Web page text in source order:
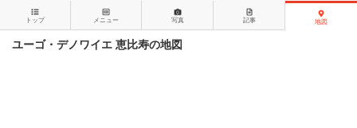
トップ メニュー 写真 記事 地図
ユーゴ・デノワイエ 恵比寿の地図